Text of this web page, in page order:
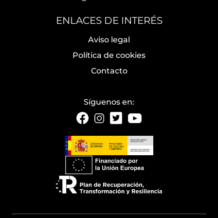
ENLACES DE INTERÉS
Aviso legal
Política de cookies
Contacto
Síguenos en: